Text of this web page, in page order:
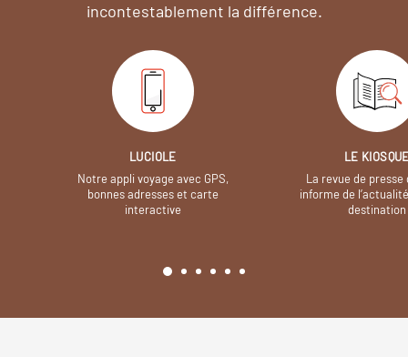
incontestablement la différence.
LUCIOLE
Notre appli voyage avec GPS,
bonnes adresses et carte
interactive
LE
La revue de presse
informe de
destination